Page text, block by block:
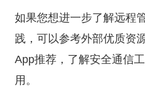
如果您想进一步了解远程
践，可以参考外部优质资
App推荐，了解安全通信
用。